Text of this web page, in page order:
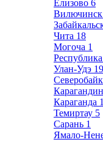
Елизово 6
Вилючинск
Чита 18
Могоча 1
Улан-Удэ 19
Караганда
Темиртау 5
Сарань 1
Ямало-